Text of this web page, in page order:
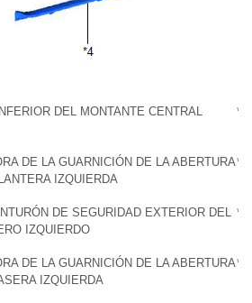
DEL MONTANTE CENTRAL
*2
DE LA GUARNICIÓN DE LA ABERTURA
IZQUIERDA
*4
DE SEGURIDAD EXTERIOR DEL
IZQUIERDO
*6
DE LA GUARNICIÓN DE LA ABERTURA
IZQUIERDA
*8